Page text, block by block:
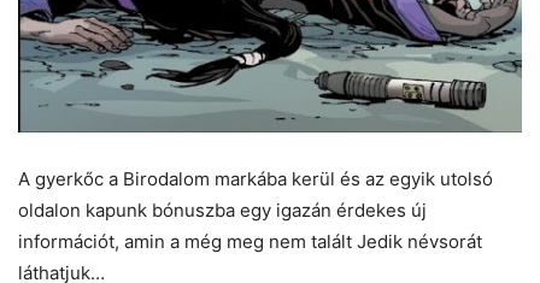
A gyerkőc a Birodalom markába kerül és az egyik utolsó
oldalon kapunk bónuszba egy igazán érdekes új
információt, amin a még meg nem talált Jedik névsorát
láthatjuk…